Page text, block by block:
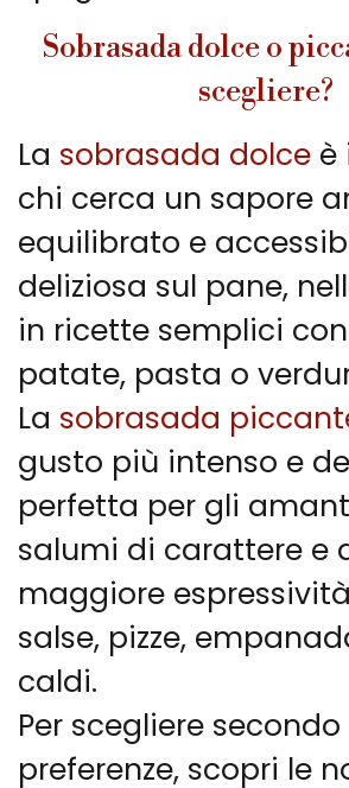
Sobrasada dolce o
scegliere?
La sobrasada dolce è
chi cerca un sapore
equilibrato e
deliziosa sul pane,
in ricette semplici
patate, pasta o
La sobrasada
gusto più intenso e
perfetta per gli
salumi di carattere e
maggiore
salse, pizze,
caldi.
Per scegliere
preferenze, scopri le